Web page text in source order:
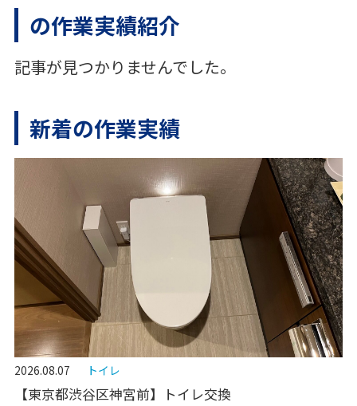
の作業実績紹介
記事が見つかりませんでした。
新着の作業実績
2026.08.07 トイレ
【東京都渋谷区神宮前】トイレ交換